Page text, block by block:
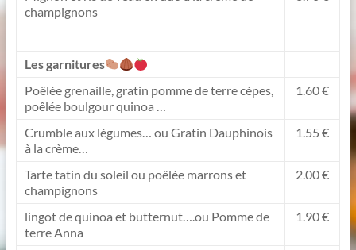
champignons
Les garnitures
Poêlée grenaille, gratin pomme de terre cèpes,
poêlée boulgour quinoa …
1.60 €
Crumble aux légumes… ou Gratin Dauphinois
à la crème…
1.55 €
Tarte tatin du soleil ou poêlée marrons et
champignons
2.00 €
lingot de quinoa et butternut….ou Pomme de
terre Anna
1.90 €